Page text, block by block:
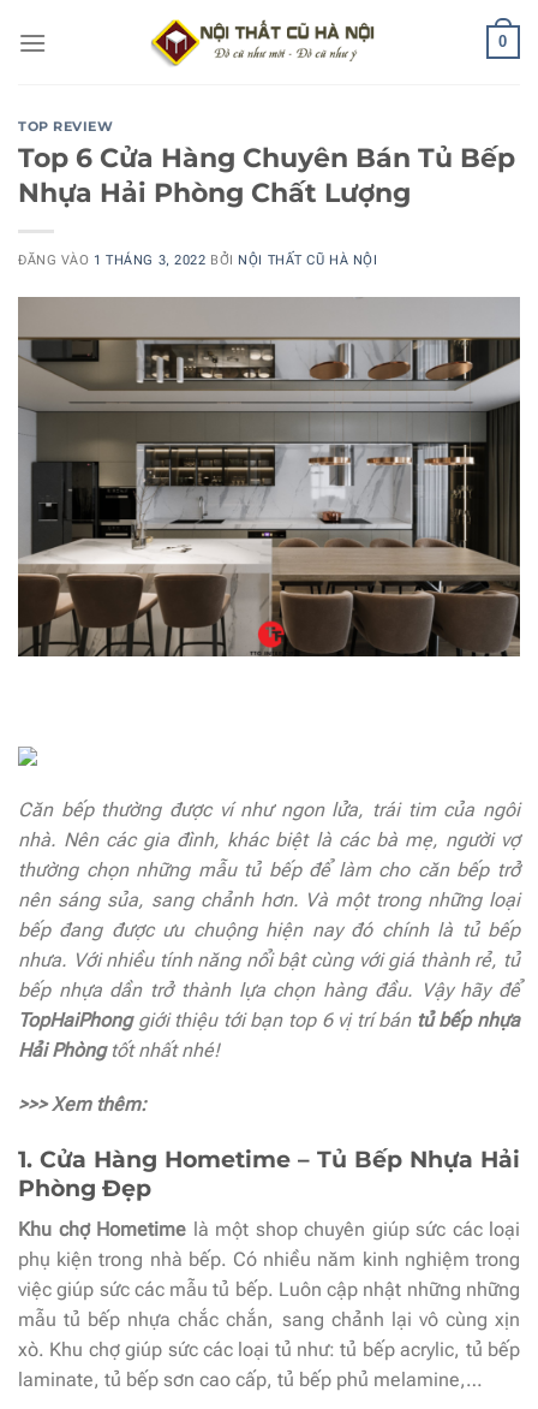
qua
0
TOP REVIEW
Top 6 Cửa Hàng Chuyên Bán Tủ Bếp
Nhựa Hải Phòng Chất Lượng
ĐĂNG VÀO 1 THÁNG 3, 2022 BỞI NỘI THẤT CŨ HÀ NỘI
Căn bếp thường được ví như ngon lửa, trái tim của ngôi
nhà. Nên các gia đình, khác biệt là các bà mẹ, người vợ
thường chọn những mẫu tủ bếp để làm cho căn bếp trở
nên sáng sủa, sang chảnh hơn. Và một trong những loại
bếp đang được ưu chuộng hiện nay đó chính là tủ bếp
nhưa. Với nhiều tính năng nổi bật cùng với giá thành rẻ, tủ
bếp nhựa dần trở thành lựa chọn hàng đầu. Vậy hãy để
TopHaiPhonggiới thiệu tới bạn top 6 vị trí bán tủ bếp nhựa
Hải Phòngtốt nhất nhé!
>>> Xem thêm:
1. Cửa Hàng Hometime – Tủ Bếp Nhựa Hải
Phòng Đẹp
Khu chợ Hometime là một shop chuyên giúp sức các loại
phụ kiện trong nhà bếp. Có nhiều năm kinh nghiệm trong
việc giúp sức các mẫu tủ bếp. Luôn cập nhật những những
mẫu tủ bếp nhựa chắc chắn, sang chảnh lại vô cùng xịn
xò. Khu chợ giúp sức các loại tủ như: tủ bếp acrylic, tủ bếp
laminate, tủ bếp sơn cao cấp, tủ bếp phủ melamine,…